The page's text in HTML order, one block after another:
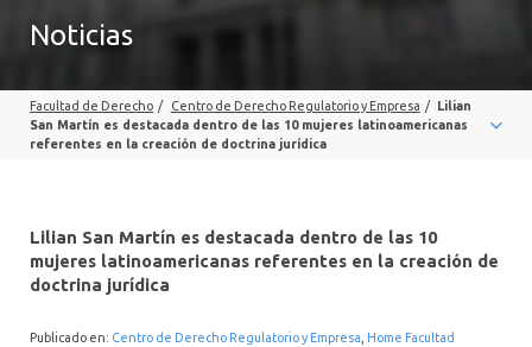
PROFESORES
INTERNACIONAL
Noticias
Facultad de Derecho / Centro de Derecho Regulatorio y Empresa / Lilian
San Martín es destacada dentro de las 10 mujeres latinoamericanas
referentes en la creación de doctrina jurídica
Lilian San Martín es destacada dentro de las 10
mujeres latinoamericanas referentes en la creación de
doctrina jurídica
Publicado en: Centro de Derecho Regulatorio y Empresa Home Facultad